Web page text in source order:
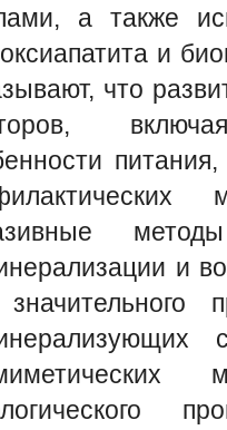
а также
и
что
и